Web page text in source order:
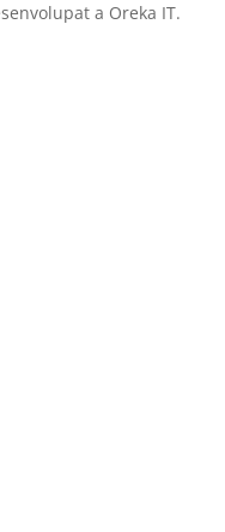
a Oreka IT.